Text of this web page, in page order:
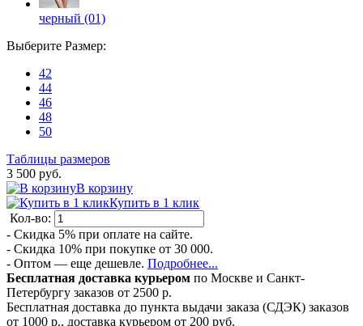
черный (01)
Выберите Размер:
42
44
46
48
50
Таблицы размеров
3 500 руб.
В корзину
Купить в 1 клик
Кол-во:
- Скидка 5% при оплате на сайте.
- Скидка 10% при покупке от 30 000.
- Оптом — еще дешевле. Подробнее...
Бесплатная доставка курьером по Москве и Санкт-
Петербургу заказов от 2500 р.
Бесплатная доставка до пункта выдачи заказа (СДЭК) заказов
от 1000 р., доставка курьером от 200 руб.